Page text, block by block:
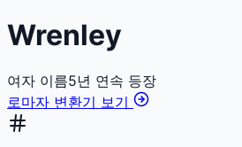
Wrenley
여자 이름5년 연속 등장
로마자 변환기 보기